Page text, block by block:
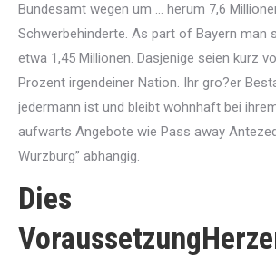
Bundesamt wegen um … herum 7,6
Schwerbehinderte. As part of Bayern man
etwa 1,45 Millionen. Dasjenige seien kurz
Prozent irgendeiner Nation. Ihr gro?er
jedermann ist und bleibt wohnhaft bei
aufwarts Angebote wie Pass away
Wurzburg” abhangig.
Dies